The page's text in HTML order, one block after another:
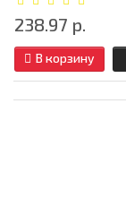
238.97 р.
В корзину